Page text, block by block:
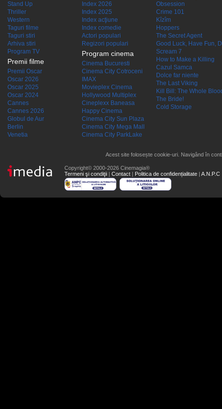
Stand Up
Thriller
Western
Taguri filme
Taguri stiri
Arhiva stiri
Program TV
Premii filme
Premii Oscar
Oscar 2026
Oscar 2025
Oscar 2024
Cannes
Cannes 2026
Globul de Aur
Berlin
Venetia
Index 2026
Index 2025
Index acţiune
Index comedie
Actori populari
Regizori populari
Program cinema
Cinema Bucuresti
Cinema City Cotroceni
IMAX
Movieplex Cinema
Hollywood Multiplex
Cineplexx Baneasa
Happy Cinema
Cinema City Sun Plaza
Cinema City Mega Mall
Cinema City ParkLake
Obsession
Crime 101
Kîzîm
Hoppers
The Secret Agent
Good Luck, Have Fun,
Scream 7
How to Make a Killing
Cazul Samca
Dolce far niente
The Last Viking
Kill Bill: The Whole
The Bride!
Cold Storage
Acest site folosește cookie-uri. Navigând în
Copyright© 2000-2026 Cinemagia®
Termeni şi condiţii | Contact | Politica de confidențialitate | A.N.P.C